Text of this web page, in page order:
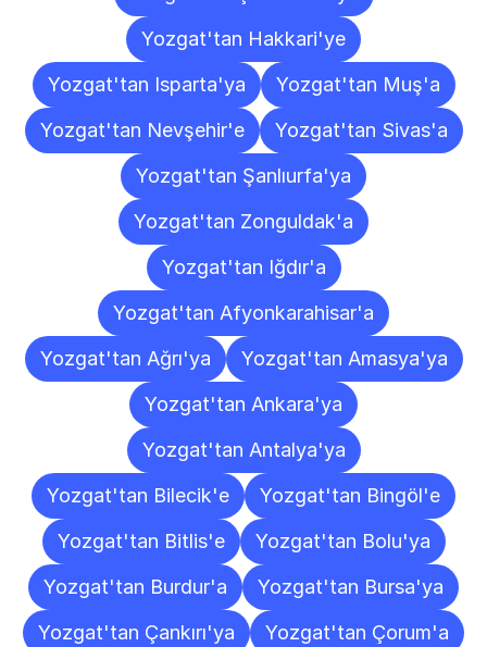
Yozgat'tan Hakkari'ye
Yozgat'tan Isparta'ya
Yozgat'tan Muş'a
Yozgat'tan Nevşehir'e
Yozgat'tan Sivas'a
Yozgat'tan Şanlıurfa'ya
Yozgat'tan Zonguldak'a
Yozgat'tan Iğdır'a
Yozgat'tan Afyonkarahisar'a
Yozgat'tan Ağrı'ya
Yozgat'tan Amasya'ya
Yozgat'tan Ankara'ya
Yozgat'tan Antalya'ya
Yozgat'tan Bilecik'e
Yozgat'tan Bingöl'e
Yozgat'tan Bitlis'e
Yozgat'tan Bolu'ya
Yozgat'tan Burdur'a
Yozgat'tan Bursa'ya
Yozgat'tan Çankırı'ya
Yozgat'tan Çorum'a